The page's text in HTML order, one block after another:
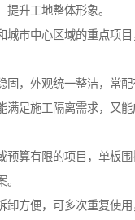
提升工地整体形象。
城市中心区域的重点项
固，外观统一整洁，常
满足施工隔离需求，又
预算有限的项目，单板
卸方便，可多次重复使用